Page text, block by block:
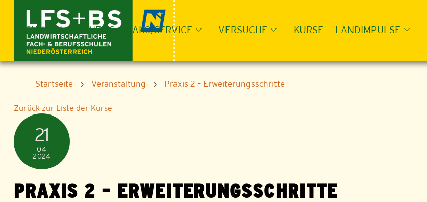
contentSCHULEN NEWS LAKO/SERVICE VERSUCHE KURSE LANDIMPULSE
Startseite › Veranstaltung › Praxis 2 – Erweiterungsschritte
Zurück zur Liste der Kurse
21
04
2024
PRAXIS 2 – ERWEITERUNGSSCHRITTE